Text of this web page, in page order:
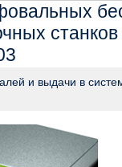
и выдачи в